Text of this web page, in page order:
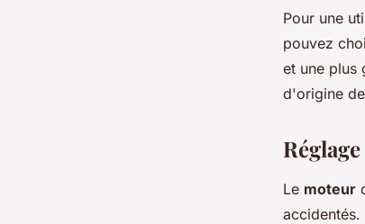
Pour une
pouvez
et une plus
d'origine
Le moteur
accidentés.